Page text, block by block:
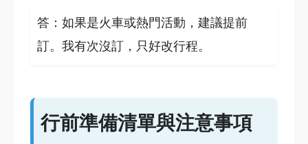
答：如果是火車或熱門活動，建議提前
訂。我有次沒訂，只好改行程。
行前準備清單與注意事項